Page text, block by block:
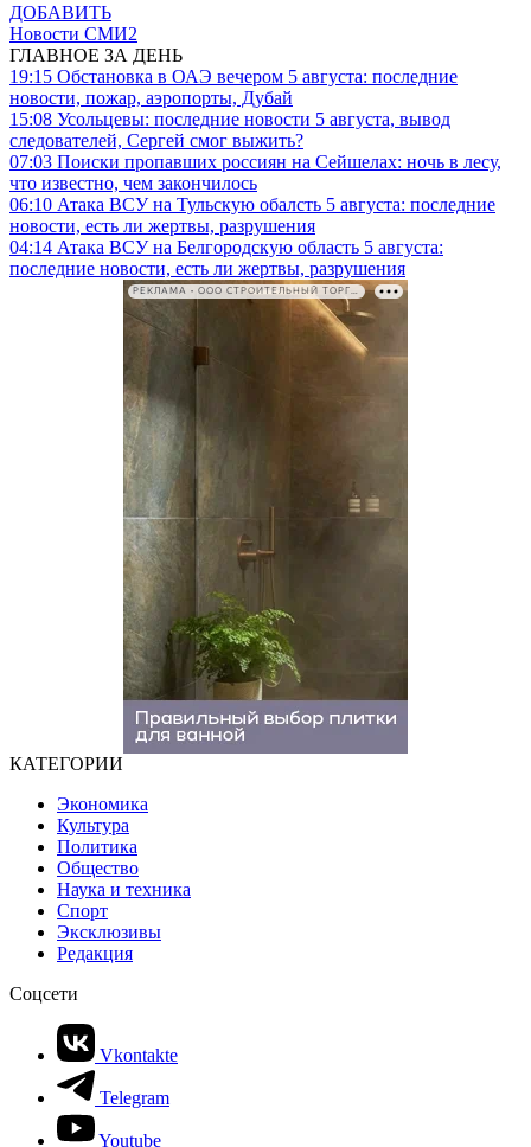
ДОБАВИТЬ
Новости СМИ2
ГЛАВНОЕ ЗА ДЕНЬ
19:15 Обстановка в ОАЭ вечером 5 августа: последние
новости, пожар, аэропорты, Дубай
15:08 Усольцевы: последние новости 5 августа, вывод
следователей, Сергей смог выжить?
07:03 Поиски пропавших россиян на Сейшелах: ночь в лесу,
что известно, чем закончилось
06:10 Атака ВСУ на Тульскую обалсть 5 августа: последние
новости, есть ли жертвы, разрушения
04:14 Атака ВСУ на Белгородскую область 5 августа:
последние новости, есть ли жертвы, разрушения
РЕКЛАМА • ООО СТРОИТЕЛЬНЫЙ ТОРГОВЫЙ ДОМ «ПЕТРОВИЧ». ИНН: 7802348846
КАТЕГОРИИ
Экономика
Культура
Политика
Общество
Наука и техника
Спорт
Эксклюзивы
Редакция
Соцсети
Vkontakte
Telegram
Youtube